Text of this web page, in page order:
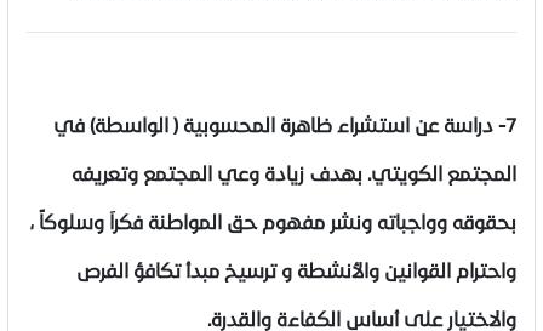
7- دراسة عن استشراء ظاهرة المحسوبية ( الواسطة) في
المجتمع الكويتي. بهدف زيادة وعي المجتمع وتعريفه
بحقوقه وواجباته ونشر مفهوم حق المواطنة فكراَ وسلوكاً ،
واحترام القوانين والأنشطة و ترسيخ مبدأ تكافؤ الفرص
والاختيار على أساس الكفاءة والقدرة.